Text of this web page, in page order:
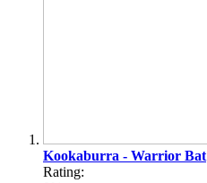
Kookaburra - Warrior Bat
Rating: